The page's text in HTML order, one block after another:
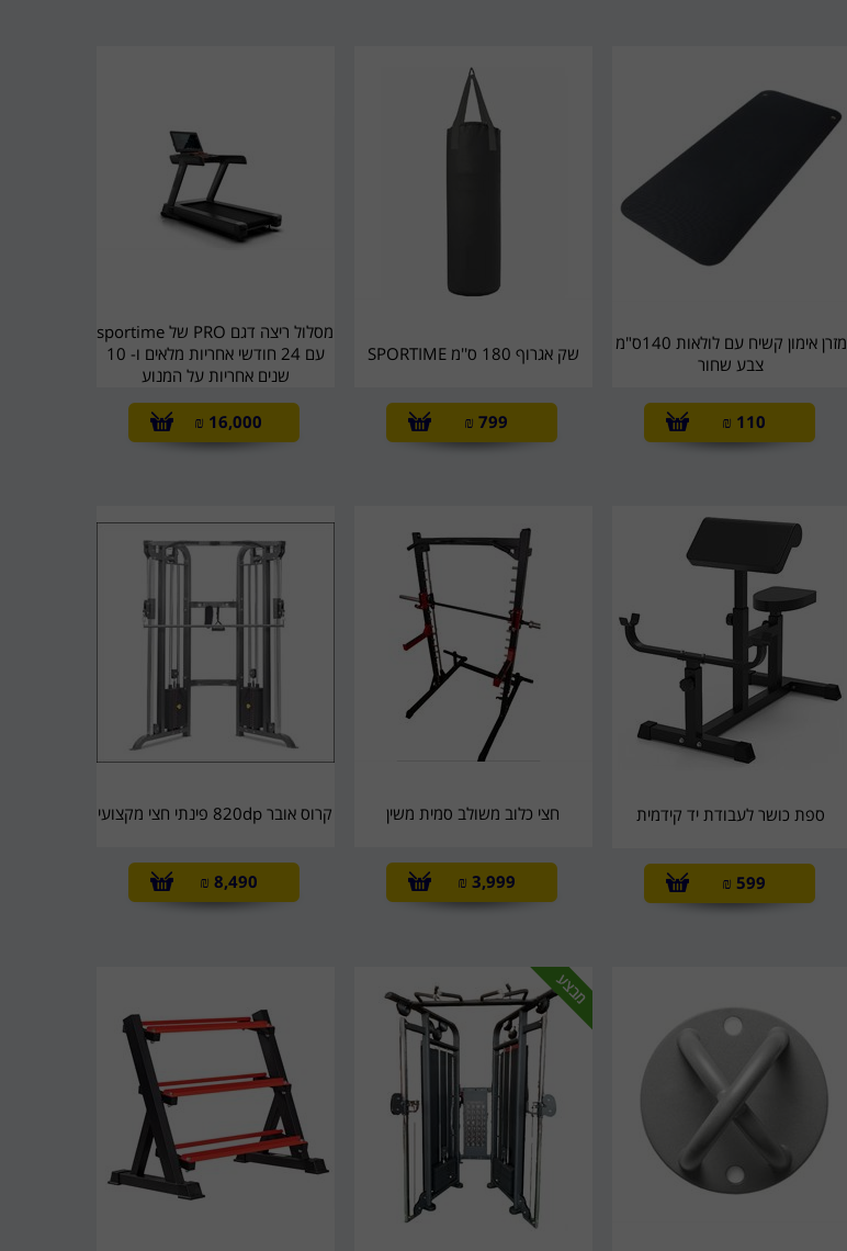
מזרן אימון קשיח עם לולאות 140ס"מ
צבע שחור
110
₪
שק אגרוף 180 ס''מ SPORTIME
799
₪
מסלול ריצה דגם PRO של sportime
עם 24 חודשי אחריות מלאים ו- 10
שנים אחריות על המנוע
16,000
₪
ספת כושר לעבודת יד קידמית
599
₪
חצי כלוב משולב סמית משין
3,999
₪
קרוס אובר 820dp פינתי חצי מקצועי
8,490
₪